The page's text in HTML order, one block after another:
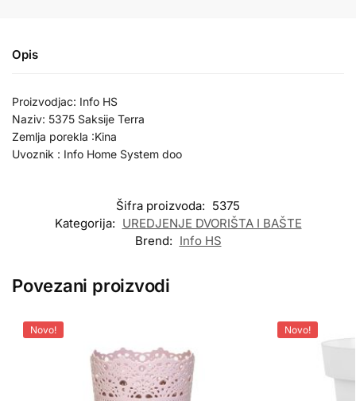
Opis
Proizvodjac: Info HS
Naziv: 5375 Saksije Terra
Zemlja porekla :Kina
Uvoznik : Info Home System doo
Šifra proizvoda: 5375
Kategorija: UREDJENJE DVORIŠTA I BAŠTE
Brend: Info HS
Povezani proizvodi
Novo! Novo!